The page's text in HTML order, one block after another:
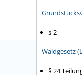
§ 2
Waldgesetz
§ 24